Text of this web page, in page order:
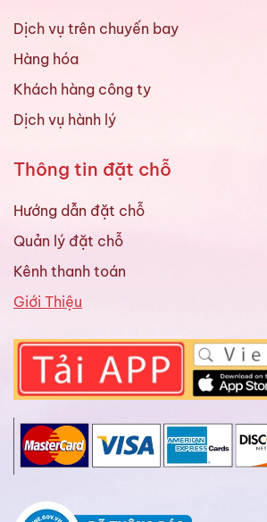
Dịch vụ trên chuyến bay
Hàng hóa
Khách hàng công ty
Dịch vụ hành lý
Thông tin đặt chỗ
Hướng dẫn đặt chỗ
Quản lý đặt chỗ
Kênh thanh toán
Giới Thiệu